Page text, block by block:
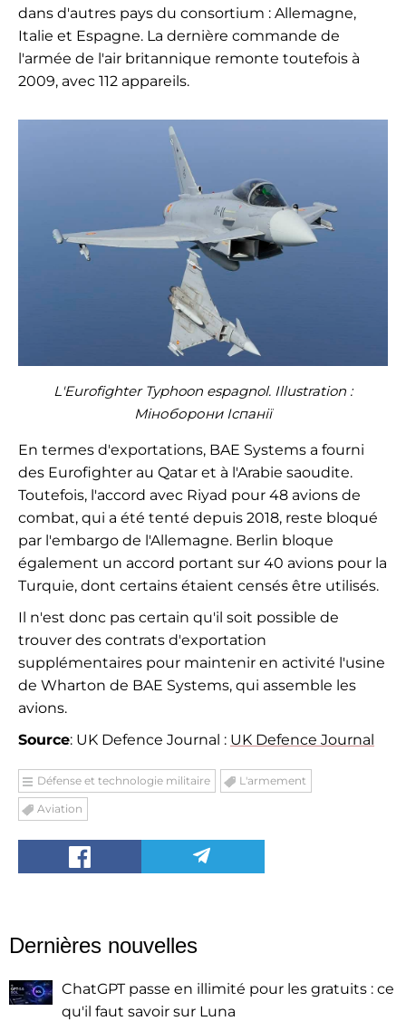
dans d'autres pays du consortium : Allemagne,
Italie et Espagne. La dernière commande de
l'armée de l'air britannique remonte toutefois à
2009, avec 112 appareils.
L'Eurofighter Typhoon espagnol. Illustration :
Міноборони Іспанії
En termes d'exportations, BAE Systems a fourni
des Eurofighter au Qatar et à l'Arabie saoudite.
Toutefois, l'accord avec Riyad pour 48 avions de
combat, qui a été tenté depuis 2018, reste bloqué
par l'embargo de l'Allemagne. Berlin bloque
également un accord portant sur 40 avions pour la
Turquie, dont certains étaient censés être utilisés.
Il n'est donc pas certain qu'il soit possible de
trouver des contrats d'exportation
supplémentaires pour maintenir en activité l'usine
de Wharton de BAE Systems, qui assemble les
avions.
Source: UK Defence Journal : UK Defence Journal
Défense et technologie militaire L'armement
Aviation
Dernières nouvelles
ChatGPT passe en illimité pour les gratuits : ce
qu'il faut savoir sur Luna